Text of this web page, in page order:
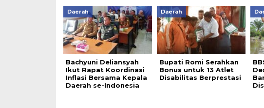
Daerah
Bachyuni Deliansyah
Ikut Rapat Koordinasi
Inflasi Bersama Kepala
Daerah se-Indonesia
Daerah
Bupati Romi Serahkan
Bonus untuk 13 Atlet
Disabilitas Berprestasi